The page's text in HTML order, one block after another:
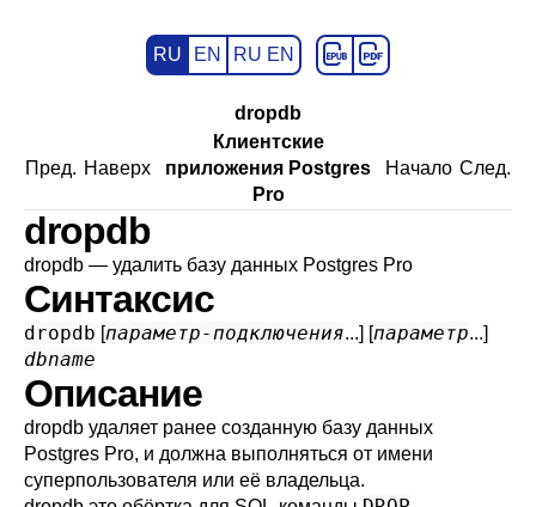
RU EN RU EN
dropdb
Пред. Наверх
Клиентские
приложения Postgres
Pro
Начало След.
dropdb
dropdb — удалить базу данных Postgres Pro
Синтаксис
dropdb [параметр-подключения...] [параметр...]
dbname
Описание
dropdb удаляет ранее созданную базу данных
Postgres Pro, и должна выполняться от имени
суперпользователя или её владельца.